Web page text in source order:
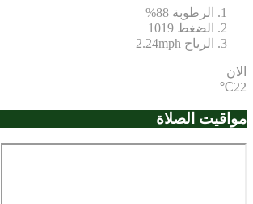
الرطوبة 88%
الضغط 1019
الرياح 2.24mph
الان
22℃
مواقيت الصلاة